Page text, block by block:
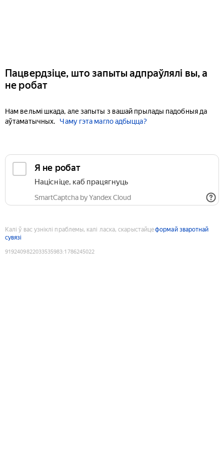
Пацвердзіце, што запыты адпраўлялі вы, а
не робат
Нам вельмі шкада, але запыты з вашай прылады падобныя да
аўтаматычных.
Чаму гэта магло адбыцца?
Я не робат
Націсніце, каб працягнуць
SmartCaptcha by Yandex Cloud
Калі ў вас узніклі праблемы, калі ласка, скарыстайцеформай зваротнай
сувязі
9192409822033535983:1786245022